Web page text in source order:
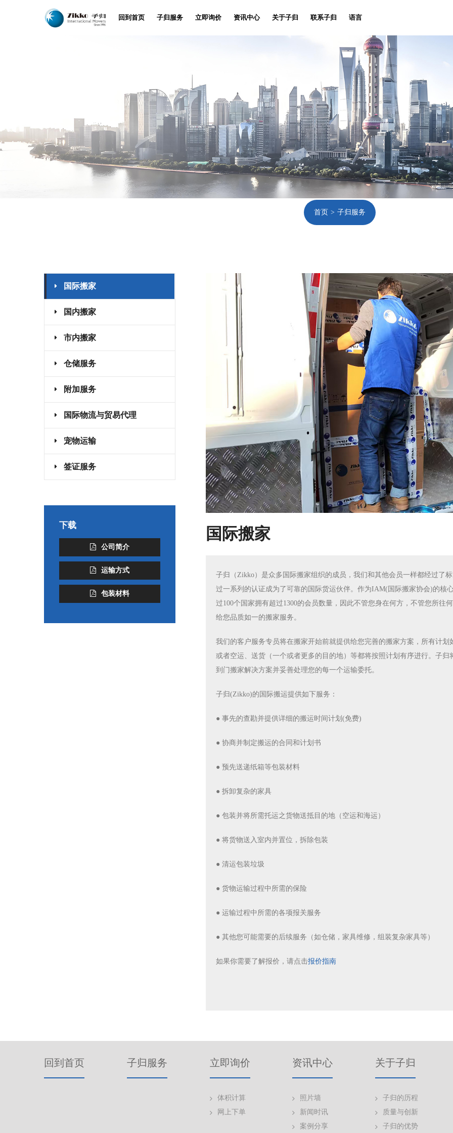
回到首页 子归服务 立即询价 资讯中心 关于子归 联系子归 语言
首页 子归服务
国际搬家
国内搬家
市内搬家
仓储服务
附加服务
国际物流与贸易代理
宠物运输
签证服务
下载
公司简介
运输方式
包装材料
国际搬家
子归（Zikko）是众多国际搬家组织的成员，我们和其他会员一样都经过了
过一系列的认证成为了可靠的国际货运伙伴。作为IAM(国际搬家协会)的核
过100个国家拥有超过1300的会员数量，因此不管您身在何方，不管您所往
给您品质如一的搬家服务。
我们的客户服务专员将在搬家开始前就提供给您完善的搬家方案，所有计划
或者空运、送货（一个或者更多的目的地）等都将按照计划有序进行。子归
到门搬家解决方案并妥善处理您的每一个运输委托。
子归(Zikko)的国际搬运提供如下服务：
● 事先的查勘并提供详细的搬运时间计划(免费)
● 协商并制定搬运的合同和计划书
● 预先送递纸箱等包装材料
● 拆卸复杂的家具
● 包装并将所需托运之货物送抵目的地（空运和海运）
● 将货物送入室内并置位，拆除包装
● 清运包装垃圾
● 货物运输过程中所需的保险
● 运输过程中所需的各项报关服务
● 其他您可能需要的后续服务（如仓储，家具维修，组装复杂家具等）
如果你需要了解报价，请点击报价指南
回到首页 子归服务 立即询价
体积计算
网上下单
资讯中心
照片墙
新闻时讯
案例分享
关于子归
子归的历程
质量与创新
子归的优势